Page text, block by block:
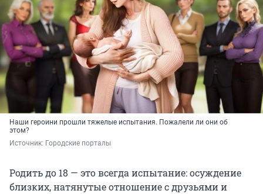
Наши героини прошли тяжелые испытания. Пожалели ли они об
этом?
Источник: Городские порталы
Родить до 18 — это всегда испытание: осуждение
близких, натянутые отношение с друзьями и